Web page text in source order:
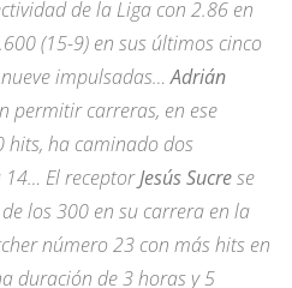
de la Liga con 2.86 en
(15-9) en sus últimos cinco
impulsadas…Adrián
permitir carreras, en ese
hits, ha caminado dos
El receptorJesús Sucrese
los 300 en su carrera en la
número 23 con más hits en
duración de 3 horas y 5